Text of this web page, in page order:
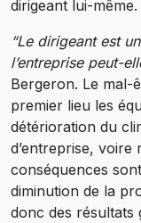
dirigeant lui-même.
“Le dirigeant est
l’entreprise peut-
Bergeron. Le mal-
premier lieu les
détérioration du
d’entreprise, voire
conséquences
diminution de la
donc des résultats